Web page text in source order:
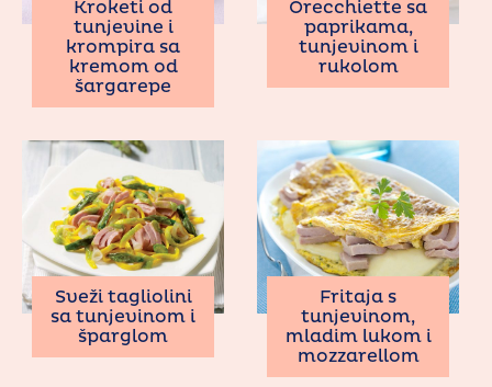
Kroketi od
tunjevine i
krompira sa
kremom od
šargarepe
Orecchiette sa
paprikama,
tunjevinom i
rukolom
Sveži tagliolini
sa tunjevinom i
šparglom
Fritaja s
tunjevinom,
mladim lukom i
mozzarellom